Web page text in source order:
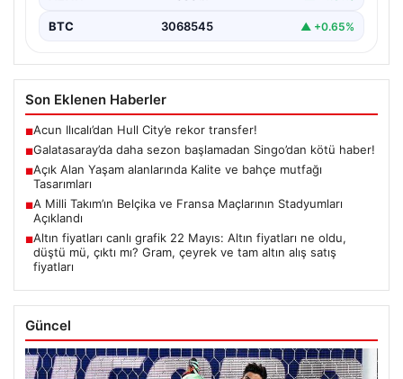
BTC 3068545 ▲ +0.65%
Son Eklenen Haberler
■Acun Ilıcalı’dan Hull City’e rekor transfer!
■Galatasaray’da daha sezon başlamadan Singo’dan kötü haber!
■Açık Alan Yaşam alanlarında Kalite ve bahçe mutfağı
Tasarımları
■A Milli Takım’ın Belçika ve Fransa Maçlarının Stadyumları
Açıklandı
■Altın fiyatları canlı grafik 22 Mayıs: Altın fiyatları ne oldu,
düştü mü, çıktı mı? Gram, çeyrek ve tam altın alış satış
fiyatları
Güncel